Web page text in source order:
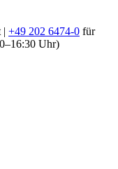
| +49 202 6474-0 für
Uhr)